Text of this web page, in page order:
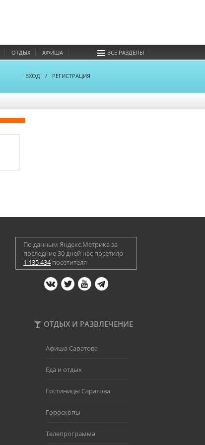
ОТДЫХ АФИША ВСЕ РАЗДЕЛЫ
ВХОД / РЕГИСТРАЦИЯ
По данным Яндекс.Метрика за
последние 30 дней нас посетило
1 135 434посетителя
ОТДЫХ И РАЗВЛЕЧЕНИЕ
Афиша Саратова
Еда и отдых
Гостиницы Саратова
Гороскопы
Телепрограмма